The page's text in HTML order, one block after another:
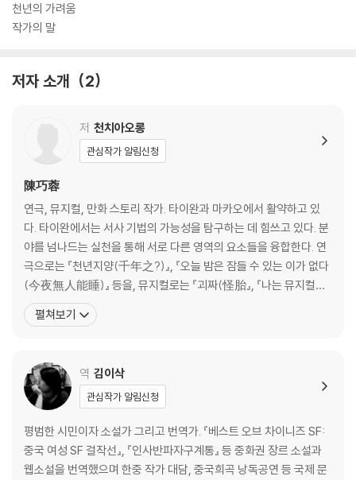
천년의 가려움
작가의 말
저자 소개 2
저 천치아오롱
관심작가 알림신청
陳巧蓉
연극, 뮤지컬, 만화 스토리 작가. 타이완과 마카오에서 활약하고 있
다. 타이완에서는 서사 기법의 가능성을 탐구하는 데 힘쓰고 있다. 분
야를 넘나드는 실천을 통해 서로 다른 영역의 요소들을 융합한다. 연
극으로는 『천년지양(千年之?)』, 『오늘 밤은 잠들 수 있는 이가 없다
(今夜無人能睡)』 등을, 뮤지컬로는 『괴짜(怪胎』, 『나는 뮤지컬이
싫어(我恨音樂劇)』 등을 썼다. 『천년지양』으로 2025년 타이완 문
학상 희곡 부문 대상을 수상했고, 만화 『고양이와 바다의 피안(?與
본어, 프랑스어, 영어, 말레이어, 베트남어, 러시
펼쳐보기
역 김이삭
관심작가 알림신청
평범한 시민이자 소설가 그리고 번역가. 『베스트 오브 차이니즈 SF:
중국 여성 SF 걸작선』, 『인사반파자구계통』 등 중화권 장르 소설과
웹소설을 번역했으며 한중 작가 대담, 중국희곡 낭독공연 등 국제 문